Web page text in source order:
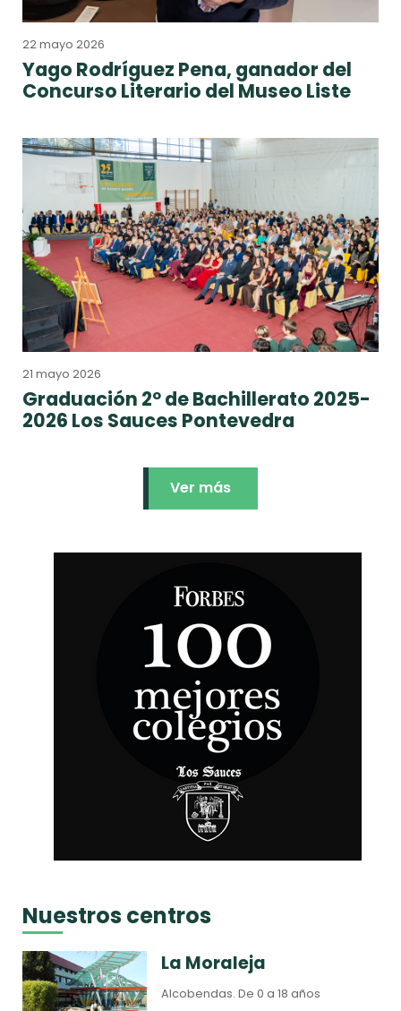
22 mayo 2026
Yago Rodríguez Pena, ganador del
Concurso Literario del Museo Liste
21 mayo 2026
Graduación 2º de Bachillerato 2025-
2026 Los Sauces Pontevedra
Ver más
Nuestros centros
La Moraleja
Alcobendas.De 0 a 18 años